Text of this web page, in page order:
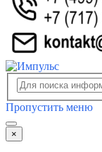
Пропустить меню
×